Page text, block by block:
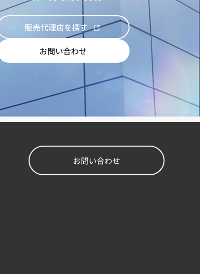
販売代理店を探す
お問い合わせ
お問い合わせ